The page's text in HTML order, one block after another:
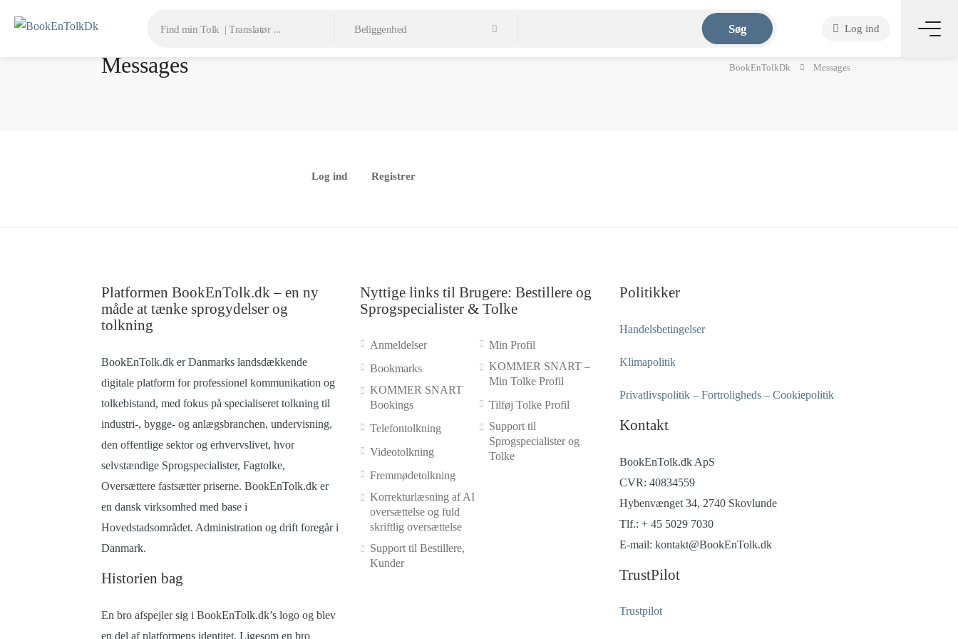
Søg Log ind
Messages BookEnTolkDk Messages
Log ind Registrer
Platformen BookEnTolk.dk – en ny
måde at tænke sprogydelser og
tolkning
BookEnTolk.dk er Danmarks landsdækkende
digitale platform for professionel kommunikation og
tolkebistand, med fokus på specialiseret tolkning til
industri-, bygge- og anlægsbranchen, undervisning,
den offentlige sektor og erhvervslivet, hvor
selvstændige Sprogspecialister, Fagtolke,
Oversættere fastsætter priserne. BookEnTolk.dk er
en dansk virksomhed med base i
Hovedstadsområdet. Administration og drift foregår i
Danmark.
Historien bag
En bro afspejler sig i BookEnTolk.dk’s logo og blev
en del af platformens identitet. Ligesom en bro
Nyttige links til Brugere: Bestillere og
Sprogspecialister & Tolke
Anmeldelser
Bookmarks
KOMMER SNART
Bookings
Telefontolkning
Videotolkning
Fremmødetolkning
Korrekturlæsning af AI
oversættelse og fuld
skriftlig oversættelse
Support til Bestillere,
Kunder
Min Profil
KOMMER SNART –
Min Tolke Profil
Tilføj Tolke Profil
Support til
Sprogspecialister og
Tolke
Politikker
Handelsbetingelser
Klimapolitik
Privatlivspolitik – Fortroligheds – Cookiepolitik
Kontakt
BookEnTolk.dk ApS
CVR: 40834559
Hybenvænget 34, 2740 Skovlunde
Tlf.: + 45 5029 7030
E-mail: kontakt@BookEnTolk.dk
TrustPilot
Trustpilot